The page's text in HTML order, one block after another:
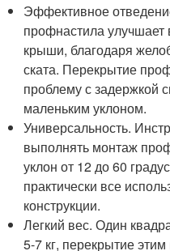
Эффективное
профнастила улучшает
крыши, благодаря
ската. Перекрытие
проблему с задержкой
маленьким уклоном.
Универсальность.
выполнять монтаж
уклон от 12 до 60
практически все
конструкции.
Легкий вес. Один
5-7 кг, перекрытие